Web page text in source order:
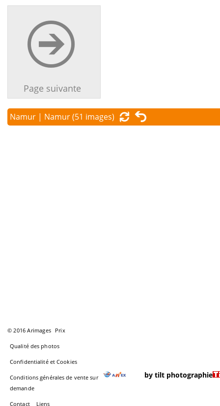
Page suivante
Namur | Namur(51 images)
© 2016 Arimages Prix
Qualité des photos
Confidentialité et Cookies
Conditions générales de vente sur
demande
Contact Liens
by tilt photographie